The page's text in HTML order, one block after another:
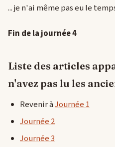
... je n'ai même pas eu le
Fin de la journée 4
Liste des articles
n'avez pas lu les
Revenir àJournée 1
Journée 2
Journée 3